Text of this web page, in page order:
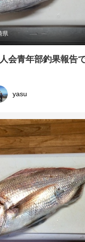
県
会青年部釣果報告
yasu